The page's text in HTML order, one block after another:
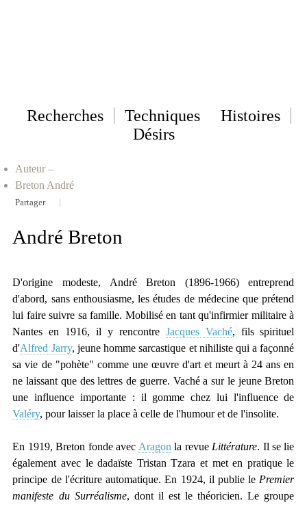
Recherches Techniques
Histoires
Désirs
Auteur –
Breton André
Partager
André Breton
D'origine modeste, André Breton (1896-1966) entreprend
d'abord, sans enthousiasme, les études de médecine que prétend
lui faire suivre sa famille. Mobilisé en tant qu'infirmier militaire à
Nantes en 1916, il y rencontre Jacques Vaché, fils spirituel
d'Alfred Jarry, jeune homme sarcastique et nihiliste qui a façonné
sa vie de "pohète" comme une œuvre d'art et meurt à 24 ans en
ne laissant que des lettres de guerre. Vaché a sur le jeune Breton
une influence importante : il gomme chez lui l'influence de
Valéry, pour laisser la place à celle de l'humour et de l'insolite.
En 1919, Breton fonde avec Aragon la revue Littérature. Il se lie
également avec le dadaïste Tristan Tzara et met en pratique le
principe de l'écriture automatique. En 1924, il publie le Premier
manifeste du Surréalisme, dont il est le théoricien. Le groupe